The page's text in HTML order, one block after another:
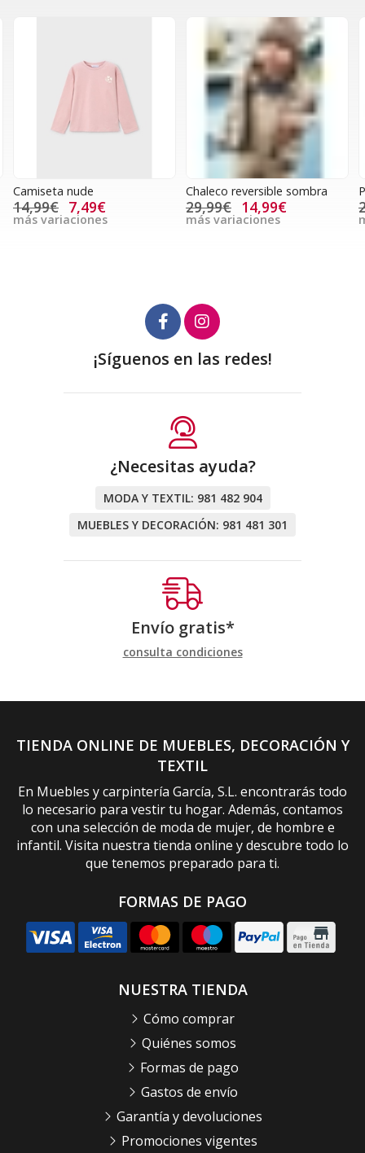
Camiseta nude
14,99€ 7,49€
más variaciones
Chaleco reversible sombra
29,99€ 14,99€
más variaciones
¡Síguenos en las redes!
¿Necesitas ayuda?
MODA Y TEXTIL: 981 482 904
MUEBLES Y DECORACIÓN: 981 481 301
Envío gratis*
consulta condiciones
TIENDA ONLINE DE MUEBLES, DECORACIÓN Y
TEXTIL
En Muebles y carpintería García, S.L. encontrarás todo
lo necesario para vestir tu hogar. Además, contamos
con una selección de moda de mujer, de hombre e
infantil. Visita nuestra tienda online y descubre todo lo
que tenemos preparado para ti.
FORMAS DE PAGO
NUESTRA TIENDA
Cómo comprar
Quiénes somos
Formas de pago
Gastos de envío
Garantía y devoluciones
Promociones vigentes